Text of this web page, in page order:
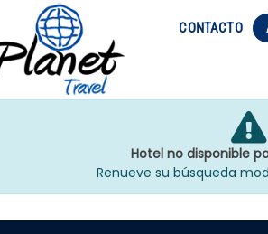
CIRCUITOS CONTACTO
Hotel no disponible
Renueve su búsqueda